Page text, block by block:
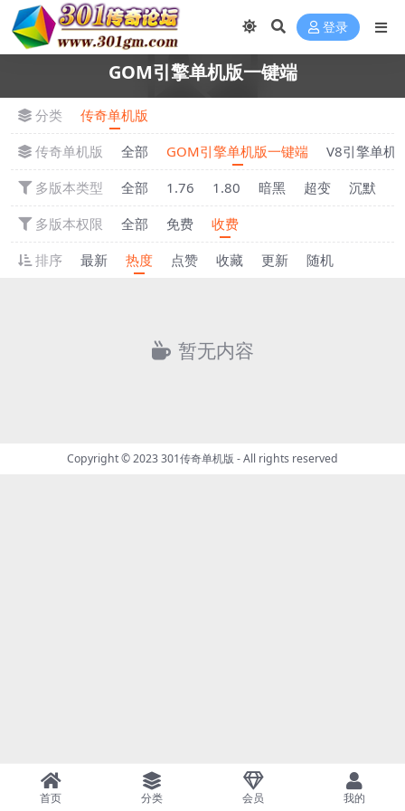
登录
GOM引擎单机版一键端
分类
传奇单机版
传奇单机版
全部 GOM引擎单机版一键端
V8引擎单机
多版本类型
全部 1.76 1.80 暗黑 超变 沉默
多版本权限
全部 免费
收费
排序
最新 热度 点赞 收藏 更新 随机
暂无内容
Copyright © 2023301传奇单机版 - All rights reserved
首页 分类 会员 我的